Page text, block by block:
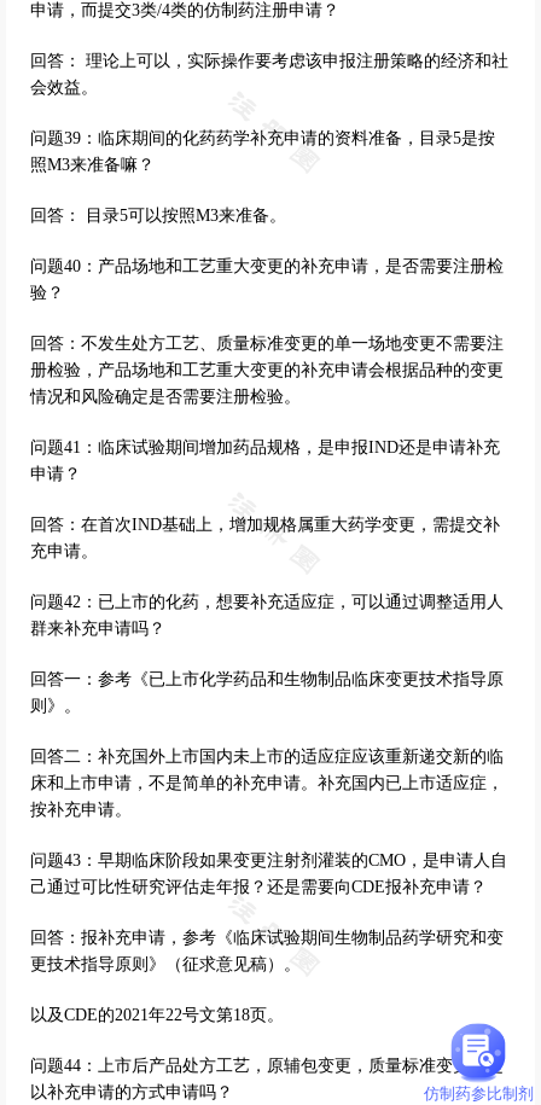
申请，而提交3类/4类的仿制药注册申请？
回答： 理论上可以，实际操作要考虑该申报注册策略的经济和社
会效益。
问题39：临床期间的化药药学补充申请的资料准备，目录5是按
照M3来准备嘛？
回答： 目录5可以按照M3来准备。
问题40：产品场地和工艺重大变更的补充申请，是否需要注册检
验？
回答：不发生处方工艺、质量标准变更的单一场地变更不需要注
册检验，产品场地和工艺重大变更的补充申请会根据品种的变更
情况和风险确定是否需要注册检验。
问题41：临床试验期间增加药品规格，是申报IND还是申请补充
申请？
回答：在首次IND基础上，增加规格属重大药学变更，需提交补
充申请。
问题42：已上市的化药，想要补充适应症，可以通过调整适用人
群来补充申请吗？
回答一：参考《已上市化学药品和生物制品临床变更技术指导原
则》。
回答二：补充国外上市国内未上市的适应症应该重新递交新的临
床和上市申请，不是简单的补充申请。补充国内已上市适应症，
按补充申请。
问题43：早期临床阶段如果变更注射剂灌装的CMO，是申请人自
己通过可比性研究评估走年报？还是需要向CDE报补充申请？
回答：报补充申请，参考《临床试验期间生物制品药学研究和变
更技术指导原则》（征求意见稿）。
以及CDE的2021年22号文第18页。
问题44：上市后产品处方工艺，原辅包变更，质量标准变更均是
以补充申请的方式申请吗？
仿制药参比制剂